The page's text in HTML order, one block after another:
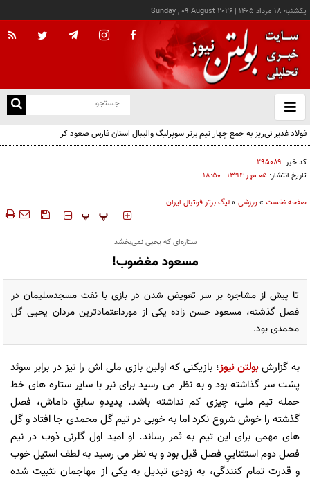
يکشنبه ۱۸ مرداد ۱۴۰۵ |
Sunday , 09 August 2026
باز
و
فولاد غدیر نی‌ریز به جمع چهار تیم برتر سوپرلیگ والیبال استان فارس صعود کرد
کد خبر: ۲۹۵۰۸۹
تاریخ انتشار: ۰۵ مهر ۱۳۹۴ - ۱۸:۵۰
صفحه نخست »ورزشی »لیگ برتر فوتبال ایران
‍‍‍ پ پ
ستاره‌ای که یحیی نمی‌بخشد
مسعود مغضوب!
تا پیش از مشاجره بر سر تعویض شدن در بازی با نفت مسجدسلیمان در
فصل گذشته، مسعود حسن زاده یکی از مورداعتمادترین مردان یحیی گل
محمدی بود.
به گزارشبولتن نیوز؛ بازیکنی که اولین بازی ملی اش را نیز در برابر سوئد
پشت سر گذاشته بود و به نظر می رسید برای نبر با سایر ستاره های خط
حمله تیم ملی، چیزی کم نداشته باشد. پدیدهِ سابقِ داماش، فصل
گذشته را خوش شروع نکرد اما به خوبی در تیم گل محمدی جا افتاد و گل
های مهمی برای این تیم به ثمر رساند. او امید اول گلزنی ذوب در نیم
فصل دوم استثناییِ فصل قبل بود و به نظر می رسید به لطف استیل خوب
و قدرت تمام کنندگی، به زودی تبدیل به یکی از مهاجمان تثبیت شده